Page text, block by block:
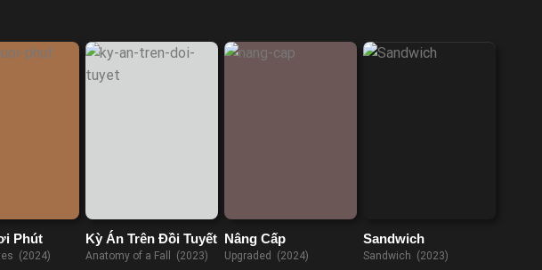
Phút
(2024)
Kỳ Án Trên Đồi Tuyết
Anatomy of a Fall (2023)
Nâng Cấp
Upgraded (2024)
Sandwich
Sandwich (2023)